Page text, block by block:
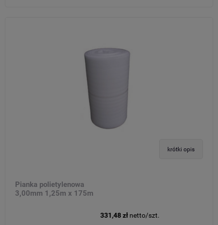
krótki opis
Pianka polietylenowa
3,00mm 1,25m x 175m
331,48 zł netto/szt.